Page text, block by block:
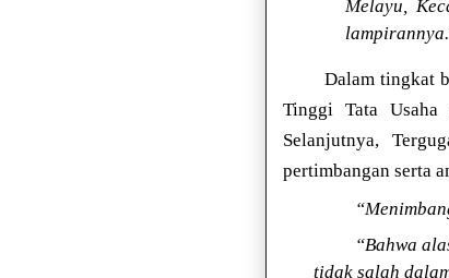
Melayu,
Dalam tingkat
Tinggi Tata Usaha
Selanjutnya,
pertimbangan serta
“Bahwa
tidak salah